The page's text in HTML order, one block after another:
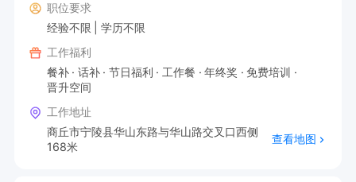
职位要求
经验不限
学历不限
工作福利
餐补
话补 节日福利 工作餐 年终奖
免费培训
晋升空间
工作地址
商丘市宁陵县华山东路与华山路交叉口西侧
168米
查看地图